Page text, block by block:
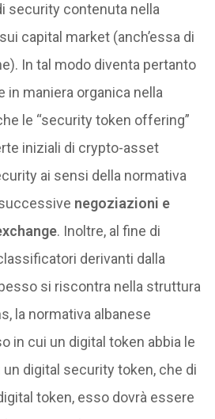
security contenuta nella
capital market (anch’essa di
In tal modo diventa pertanto
in maniera organica nella
le “security token offering”
iniziali di crypto-asset
ai sensi della normativa
negoziazioni e
. Inoltre, al fine di
derivanti dalla
si riscontra nella struttura
la normativa albanese
in cui un digital token abbia le
digital security token, che di
token, esso dovrà essere